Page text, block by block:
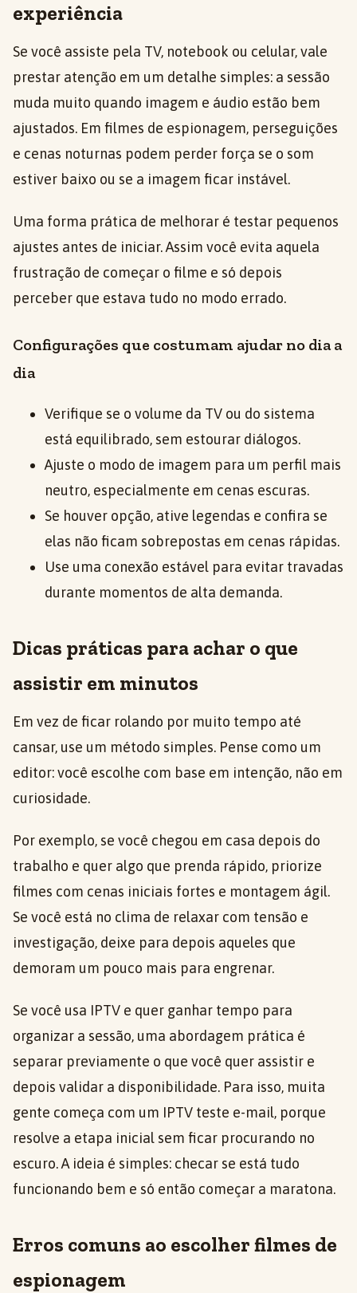
experiência
Se você assiste pela TV, notebook ou celular, vale
prestar atenção em um detalhe simples: a sessão
muda muito quando imagem e áudio estão bem
ajustados. Em filmes de espionagem, perseguições
e cenas noturnas podem perder força se o som
estiver baixo ou se a imagem ficar instável.
Uma forma prática de melhorar é testar pequenos
ajustes antes de iniciar. Assim você evita aquela
frustração de começar o filme e só depois
perceber que estava tudo no modo errado.
Configurações que costumam ajudar no dia a
dia
Verifique se o volume da TV ou do sistema
está equilibrado, sem estourar diálogos.
Ajuste o modo de imagem para um perfil mais
neutro, especialmente em cenas escuras.
Se houver opção, ative legendas e confira se
elas não ficam sobrepostas em cenas rápidas.
Use uma conexão estável para evitar travadas
durante momentos de alta demanda.
Dicas práticas para achar o que
assistir em minutos
Em vez de ficar rolando por muito tempo até
cansar, use um método simples. Pense como um
editor: você escolhe com base em intenção, não em
curiosidade.
Por exemplo, se você chegou em casa depois do
trabalho e quer algo que prenda rápido, priorize
filmes com cenas iniciais fortes e montagem ágil.
Se você está no clima de relaxar com tensão e
investigação, deixe para depois aqueles que
demoram um pouco mais para engrenar.
Se você usa IPTV e quer ganhar tempo para
organizar a sessão, uma abordagem prática é
separar previamente o que você quer assistir e
depois validar a disponibilidade. Para isso, muita
gente começa com um IPTV teste e-mail, porque
resolve a etapa inicial sem ficar procurando no
escuro. A ideia é simples: checar se está tudo
funcionando bem e só então começar a maratona.
Erros comuns ao escolher filmes de
espionagem